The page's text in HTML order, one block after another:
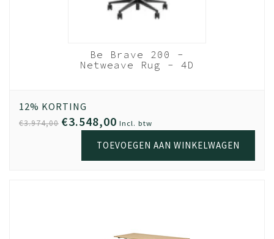
Be Brave 200 -
Netweave Rug - 4D
armleggers - NEN-EN
12% KORTING
€3.974,00 €3.548,00 Incl. btw
TOEVOEGEN AAN WINKELWAGEN